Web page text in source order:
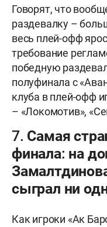
Говорят, что
раздевалку –
весь плей-офф
требование
победную
полуфинала с
клуба в плей-офф
– «Локомотив»,
7. Самая
финала: на
сыграл ни
Как игроки «Ак